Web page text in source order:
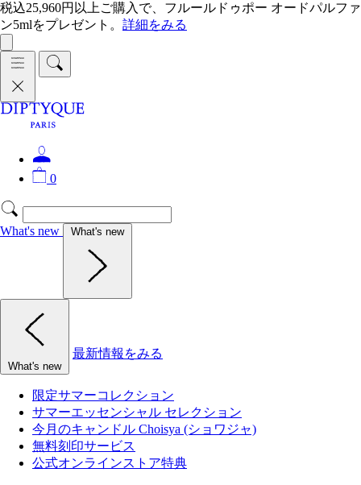
税込25,960円以上ご購入で、フルールドゥポー オードパルファ
ン5mlをプレゼント。 詳細をみる
0
What's new What's new
What's new
最新情報をみる
限定サマーコレクション
サマーエッセンシャル セレクション
今月のキャンドル Choisya (ショワジャ)
無料刻印サービス
公式オンラインストア特典